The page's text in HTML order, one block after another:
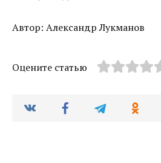
Автор: Александр Лукманов
Оцените статью